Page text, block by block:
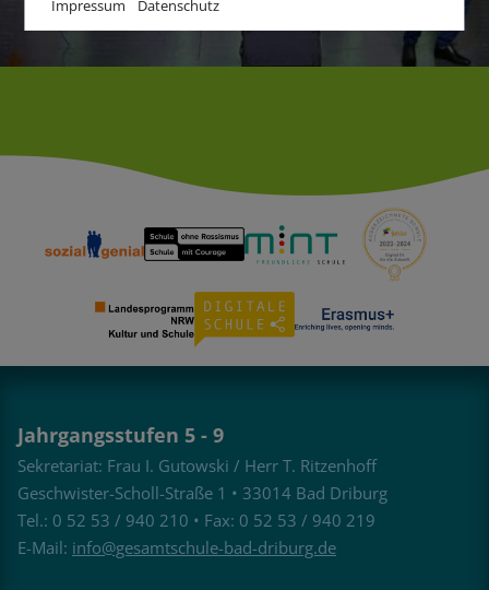
Impressum Datenschutz
Jahrgangsstufen 5 - 9
Sekretariat: Frau I. Gutowski / Herr T. Ritzenhoff
Geschwister-Scholl-Straße 1 • 33014 Bad Driburg
Tel.: 0 52 53 / 940 210 • Fax: 0 52 53 / 940 219
E-Mail: info@gesamtschule-bad-driburg.de